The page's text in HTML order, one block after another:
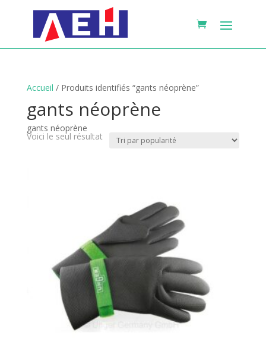
Accueil / Produits identifiés “gants néoprène”
gants néoprène
gants néoprène
Voici le seul résultat